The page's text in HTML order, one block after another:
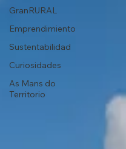
GranRURAL
Emprendimiento
Sustentabilidad
Curiosidades
As Mans do
Territorio